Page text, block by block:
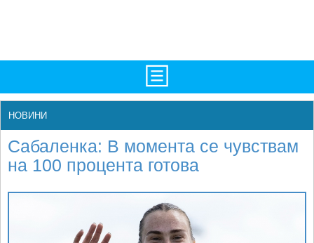
НОВИНИ
БГ
Фотогалерии
Рекорди/Статистика
НОВИНИ
Сабаленка: В момента се чувствам
на 100 процента готова